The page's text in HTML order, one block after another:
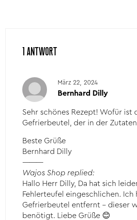
1 ANTWORT
März 22, 2024
Bernhard Dilly
Sehr schönes Rezept! Wofür ist
Gefrierbeutel, der in der
Beste Grüße
Bernhard Dilly
———
Wajos Shop replied:
Hallo Herr Dilly, Da hat sich
Fehlerteufel eingeschlichen. Ich
Gefrierbeutel entfernt – dieser
benötigt. Liebe Grüße 😊